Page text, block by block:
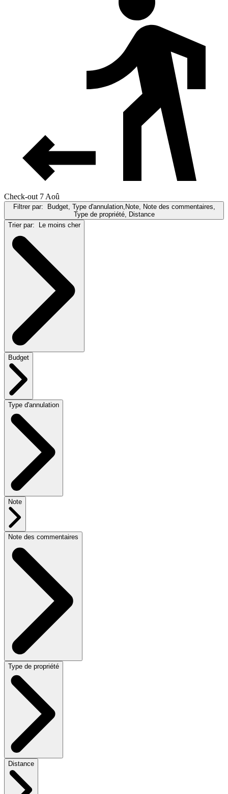
Check-out 7 Aoû
Filtrer par: Budget, Type d'annulation,Note, Note des commentaires,
Type de propriété, Distance
Trier par: Le moins cher
Budget
Type d'annulation
Note
Note des commentaires
Type de propriété
Distance